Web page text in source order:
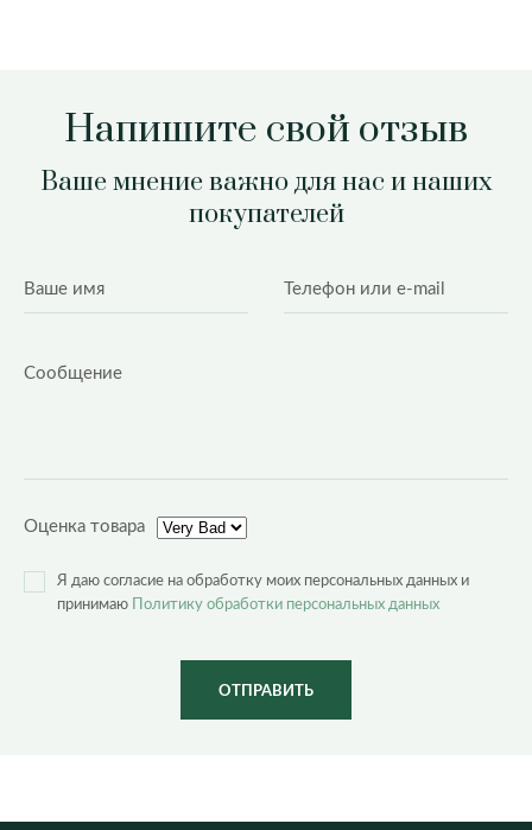
Напишите свой отзыв
Ваше мнение важно для нас и наших
покупателей
Оценка товара
Я даю согласие на обработку моих персональных данных и
принимаю
Политику обработки персональных данных
ОТПРАВИТЬ